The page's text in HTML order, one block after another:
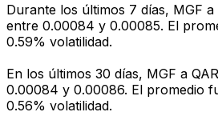
Durante los últimos 7 días, MGF
entre 0.00084 y 0.00085. El
0.59% volatilidad.
En los últimos 30 días, MGF a
0.00084 y 0.00086. El promedio
0.56% volatilidad.